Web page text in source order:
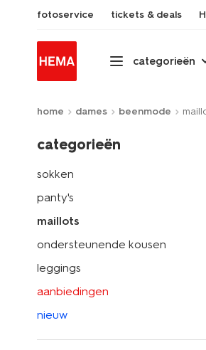
fotoservice tickets & deals
categorieën
home dames beenmode
categorieën
sokken
panty's
maillots
ondersteunende kousen
leggings
aanbiedingen
nieuw